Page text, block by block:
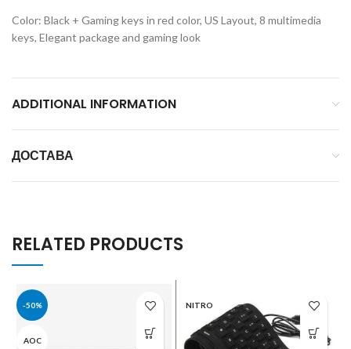
Color: Black + Gaming keys in red color, US Layout, 8 multimedia
keys, Elegant package and gaming look
ADDITIONAL INFORMATION
ДОСТАВА
RELATED PRODUCTS
-50%
AOC
NITRO